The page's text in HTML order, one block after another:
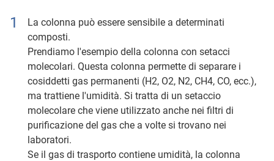
La colonna può essere sensibile a determinati
composti.
Prendiamo l'esempio della colonna con setacci
molecolari. Questa colonna permette di separare i
cosiddetti gas permanenti (H2, O2, N2, CH4, CO, ecc.),
ma trattiene l'umidità. Si tratta di un setaccio
molecolare che viene utilizzato anche nei filtri di
purificazione del gas che a volte si trovano nei
laboratori.
Se il gas di trasporto contiene umidità, la colonna